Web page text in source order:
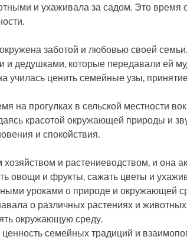
и ухаживала за садом. Это время
заботой и любовью своей
дедушками, которые передавали ей
училась ценить семейные узы,
на прогулках в сельской местности
красотой окружающей природы и
и спокойствия.
и растениеводством, и она
овощи и фрукты, сажать цветы и
уроками о природе и окружающей
о различных растениях и
окружающую среду.
семейных традиций и